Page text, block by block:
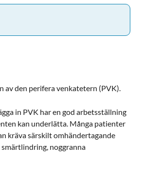
av den perifera venkatetern (PVK).
in PVK har en god arbetsställning
kan underlätta. Många patienter
kräva särskilt omhändertagande
noggranna